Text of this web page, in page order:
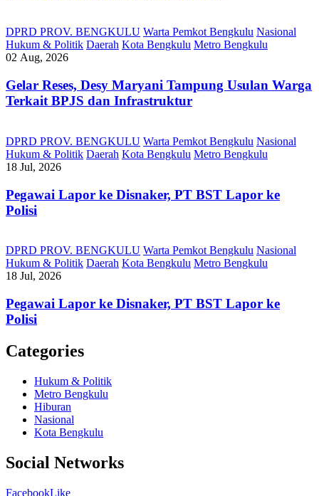
DPRD PROV. BENGKULU Warta Pemkot Bengkulu Nasional
Hukum & Politik Daerah Kota Bengkulu Metro Bengkulu
02 Aug, 2026
Gelar Reses, Desy Maryani Tampung Usulan Warga
Terkait BPJS dan Infrastruktur
DPRD PROV. BENGKULU Warta Pemkot Bengkulu Nasional
Hukum & Politik Daerah Kota Bengkulu Metro Bengkulu
18 Jul, 2026
Pegawai Lapor ke Disnaker, PT BST Lapor ke
Polisi
DPRD PROV. BENGKULU Warta Pemkot Bengkulu Nasional
Hukum & Politik Daerah Kota Bengkulu Metro Bengkulu
18 Jul, 2026
Pegawai Lapor ke Disnaker, PT BST Lapor ke
Polisi
Categories
Hukum & Politik
Metro Bengkulu
Hiburan
Nasional
Kota Bengkulu
Social Networks
FacebookLike